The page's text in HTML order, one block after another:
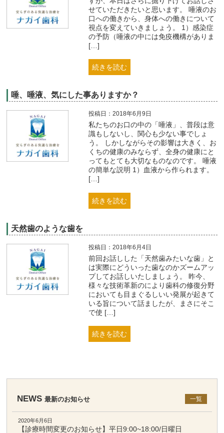
せていただきたいと思います。 唾液のお
口への働きから、身体への働きについて
視点を変えていきましょう。 1）感染症
の予防（唾液の中には免疫機構がありま
[…]
続きを読む
唾、唾液、気にした事ありますか？
投稿日：2018年6月9日
私たちのお口の中の「唾液」、普段は意
識もしないし、関心も少ない事でしょ
う。 しかしながらその影響は大きく、お
くちの健康のみならず、全身の健康にと
ってもとても大切なものなのです。 唾液
の簡単な説明 1）血液から作られます。
[…]
続きを読む
天然歯のような歯を
投稿日：2018年6月4日
前回お話しした「天然歯みたいな歯」と
は実際にどういった歯なのかズームアッ
プしてお話しいたしましょう。 昨今、
様々な技術革新のにより歯科の修復分野
においても目まぐるしいい発展が起きて
いる旨について話ましたが、まさにそこ
で使 […]
続きを読む
NEWS 最新のお知らせ 一覧
2020年6月6日
【診療時間変更のお知らせ】平日9:00~18:00/日曜日